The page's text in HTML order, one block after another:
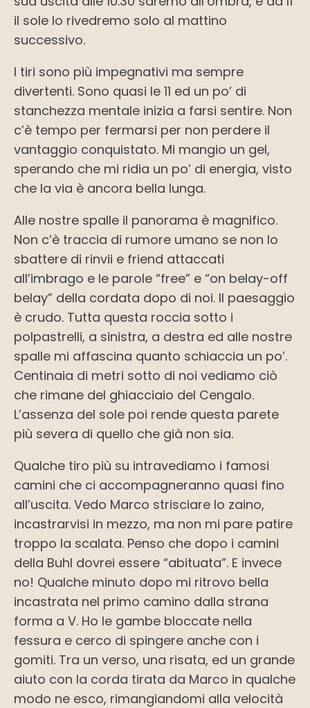
il sole lo rivedremo solo al mattino
successivo.
I tiri sono più impegnativi ma sempre
divertenti. Sono quasi le 11 ed un po’ di
stanchezza mentale inizia a farsi sentire. Non
c’è tempo per fermarsi per non perdere il
vantaggio conquistato. Mi mangio un gel,
sperando che mi ridia un po’ di energia, visto
che la via è ancora bella lunga.
Alle nostre spalle il panorama è magnifico.
Non c’è traccia di rumore umano se non lo
sbattere di rinvii e friend attaccati
all’imbrago e le parole “free” e “on belay-off
belay” della cordata dopo di noi. Il paesaggio
è crudo. Tutta questa roccia sotto i
polpastrelli, a sinistra, a destra ed alle nostre
spalle mi affascina quanto schiaccia un po’.
Centinaia di metri sotto di noi vediamo ciò
che rimane del ghiacciaio del Cengalo.
L’assenza del sole poi rende questa parete
più severa di quello che già non sia.
Qualche tiro più su intravediamo i famosi
camini che ci accompagneranno quasi fino
all’uscita. Vedo Marco strisciare lo zaino,
incastrarvisi in mezzo, ma non mi pare patire
troppo la scalata. Penso che dopo i camini
della Buhl dovrei essere “abituata”. E invece
no! Qualche minuto dopo mi ritrovo bella
incastrata nel primo camino dalla strana
forma a V. Ho le gambe bloccate nella
fessura e cerco di spingere anche con i
gomiti. Tra un verso, una risata, ed un grande
aiuto con la corda tirata da Marco in qualche
modo ne esco, rimangiandomi alla velocità